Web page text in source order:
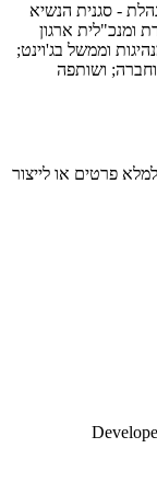
- סגנית הנשיא
ומנכ"לית ארגון
וממשל בג'וינט;
ושותפה
פרטים או לייצור